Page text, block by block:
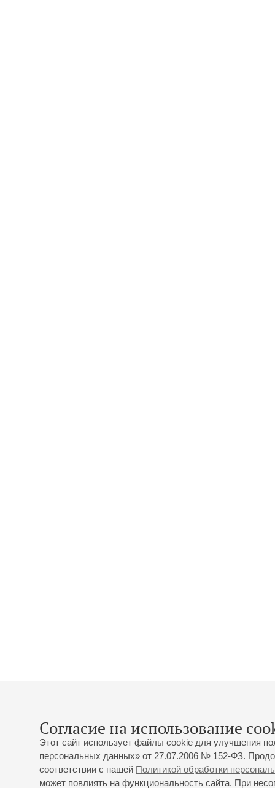
Согласие на использование
Этот сайт использует файлы cookie для улучшения
персональных данных» от 27.07.2006 № 152-ФЗ.
соответствии с нашей Политикой обработки
может повлиять на функциональность сайта. При